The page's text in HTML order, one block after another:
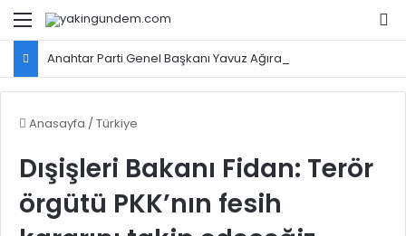
Menü
Anasayfa /Türkiye
Dışişleri Bakanı Fidan: Terör
örgütü PKK’nın fesih